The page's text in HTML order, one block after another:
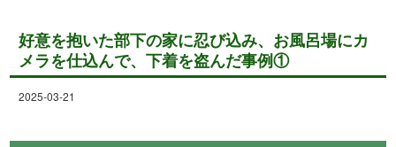
好意を抱いた部下の家に忍び込み、お風呂場にカ
メラを仕込んで、下着を盗んだ事例①
2025-03-21